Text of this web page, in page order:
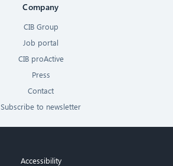
Company
CIB Group
Job portal
CIB proActive
Press
Contact
Subscribe to newsletter
Accessibility